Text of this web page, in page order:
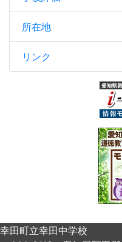
所在地
リンク
幸田町立幸田中学校